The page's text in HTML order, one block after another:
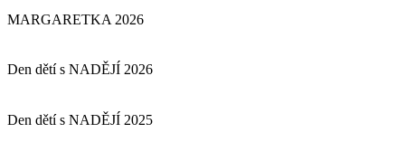
MARGARETKA 2026
Den dětí s NADĚJÍ 2026
Den dětí s NADĚJÍ 2025